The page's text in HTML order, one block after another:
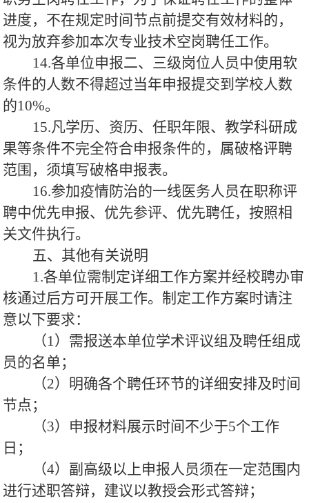
进度，不在规定时间节点前提交有效材料的，
视为放弃参加本次专业技术空岗聘任工作。
14.各单位申报二、三级岗位人员中使用软
条件的人数不得超过当年申报提交到学校人数
的10%。
15.凡学历、资历、任职年限、教学科研成
果等条件不完全符合申报条件的，属破格评聘
范围，须填写破格申报表。
16.参加疫情防治的一线医务人员在职称评
聘中优先申报、优先参评、优先聘任，按照相
关文件执行。
五、其他有关说明
1.各单位需制定详细工作方案并经校聘办审
核通过后方可开展工作。制定工作方案时请注
意以下要求：
（1）需报送本单位学术评议组及聘任组成
员的名单；
（2）明确各个聘任环节的详细安排及时间
节点；
（3）申报材料展示时间不少于5个工作
日；
（4）副高级以上申报人员须在一定范围内
进行述职答辩，建议以教授会形式答辩；